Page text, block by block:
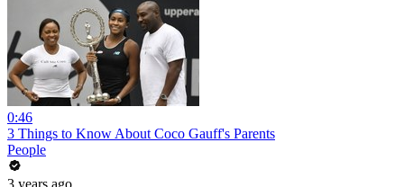
0:46
3 Things to Know About Coco Gauff's Parents
People